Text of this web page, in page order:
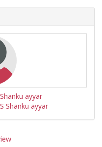
ayyar
Shanku ayyar